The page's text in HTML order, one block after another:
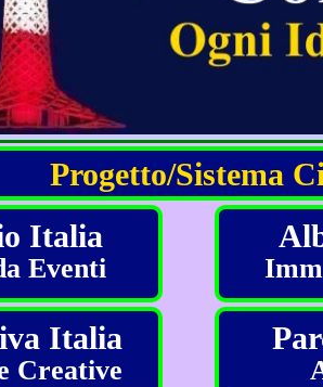
Progetto/Sistema
Italia
Eventi
Italia
Creative